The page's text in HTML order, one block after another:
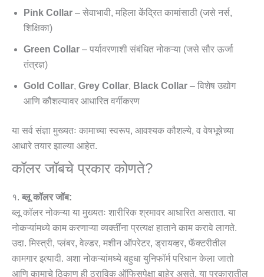
Pink Collar – सेवाभावी, महिला केंद्रित कामांसाठी (जसे नर्स,
शिक्षिका)
Green Collar – पर्यावरणाशी संबंधित नोकऱ्या (जसे सौर ऊर्जा
तंत्रज्ञ)
Gold Collar, Grey Collar, Black Collar – विशेष उद्योग
आणि कौशल्यावर आधारित वर्गीकरण
या सर्व संज्ञा मुख्यतः कामाच्या स्वरूप, आवश्यक कौशल्ये, व वेषभूषेच्या
आधारे तयार झाल्या आहेत.
कॉलर जॉबचे प्रकार कोणते?
१. ब्लू कॉलर जॉब:
ब्लू कॉलर नोकऱ्या या मुख्यतः शारीरिक श्रमावर आधारित असतात. या
नोकऱ्यांमध्ये काम करणाऱ्या व्यक्तींना प्रत्यक्ष हाताने काम करावे लागते.
उदा. मिस्त्री, प्लंबर, वेल्डर, मशीन ऑपरेटर, ड्रायव्हर, फॅक्टरीतील
कामगार इत्यादी. अशा नोकऱ्यांमध्ये बहुधा युनिफॉर्म परिधान केला जातो
आणि कामाचे ठिकाण ही ठराविक ऑफिसपेक्षा बाहेर असते. या प्रकारातील